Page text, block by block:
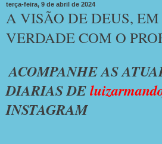
terça-feira, 9 de abril de 2024
A VISÃO DE DEUS,
VERDADE COM O
ACOMPANHE AS
DIARIAS DE
INSTAGRAM